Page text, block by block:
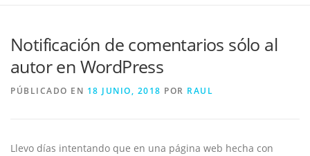
PORTFOLIO CONTACTO
Notificación de comentarios sólo al
autor en WordPress
PÚBLICADO EN 18 JUNIO, 2018 POR RAUL
Llevo días intentando que en una página web hecha con